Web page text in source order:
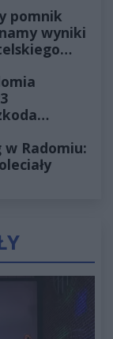
pomnik
wyniki
Radomiu: